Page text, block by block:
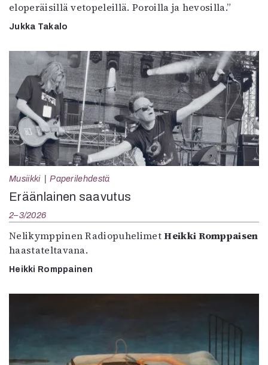
eloperäisillä vetopeleillä. Poroilla ja hevosilla.”
Jukka Takalo
Musiikki Paperilehdestä
Eräänlainen saavutus
2–3/2026
Nelikymppinen RadiopuhelimetHeikki Romppaisen
haastateltavana.
Heikki Romppainen